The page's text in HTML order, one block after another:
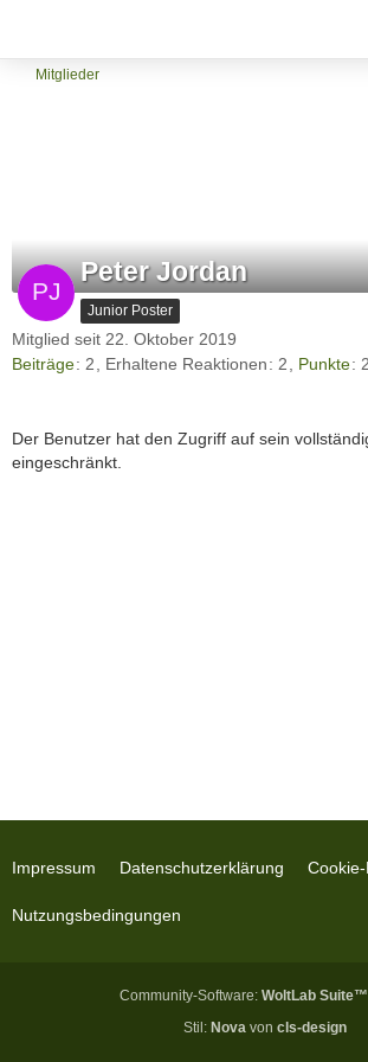
Mitglieder
Peter Jordan
Junior Poster
Mitglied seit 22. Oktober 2019
Beiträge 2 Erhaltene Reaktionen 2 Punkte
Der Benutzer hat den Zugriff auf sein
eingeschränkt.
Impressum Datenschutzerklärung
Nutzungsbedingungen
Community-Software: WoltLab Suite™
Stil: Nova von cls-design